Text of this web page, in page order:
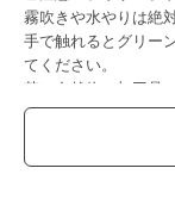
霧吹きや水やりは絶
手で触れるとグリー
てください。
苔は自然物の加工品
合い等の個体差がご
また採取場所により
は、土・木片・枯葉